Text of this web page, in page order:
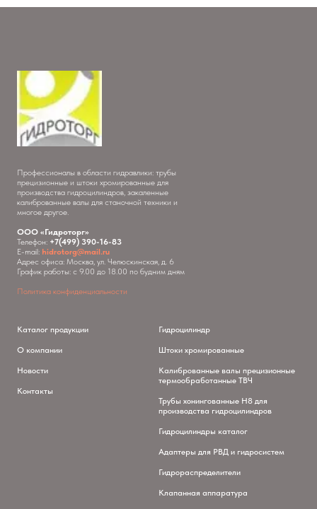
Профессионалы в области гидравлики: трубы
прецизионные и штоки хромированные для
производства гидроцилиндров, закаленные
калиброванные валы для станочной техники и
многое другое.
ООО «Гидроторг»
Телефон: +7(499) 390-16-83
E-mail: hidrotorg@mail.ru
Адрес офиса: Москва, ул. Челюскинская, д. 6
График работы: с 9.00 до 18.00 по будним дням
Политика конфиденциальности
Каталог продукции
О компании
Новости
Контакты
Гидроцилиндр
Штоки хромированные
Калиброванные валы прецизионные
термообработанные ТВЧ
Трубы хонингованные H8 для
производства гидроцилиндров
Гидроцилиндры каталог
Адаптеры для РВД и гидросистем
Гидрораспределители
Клапанная аппаратура